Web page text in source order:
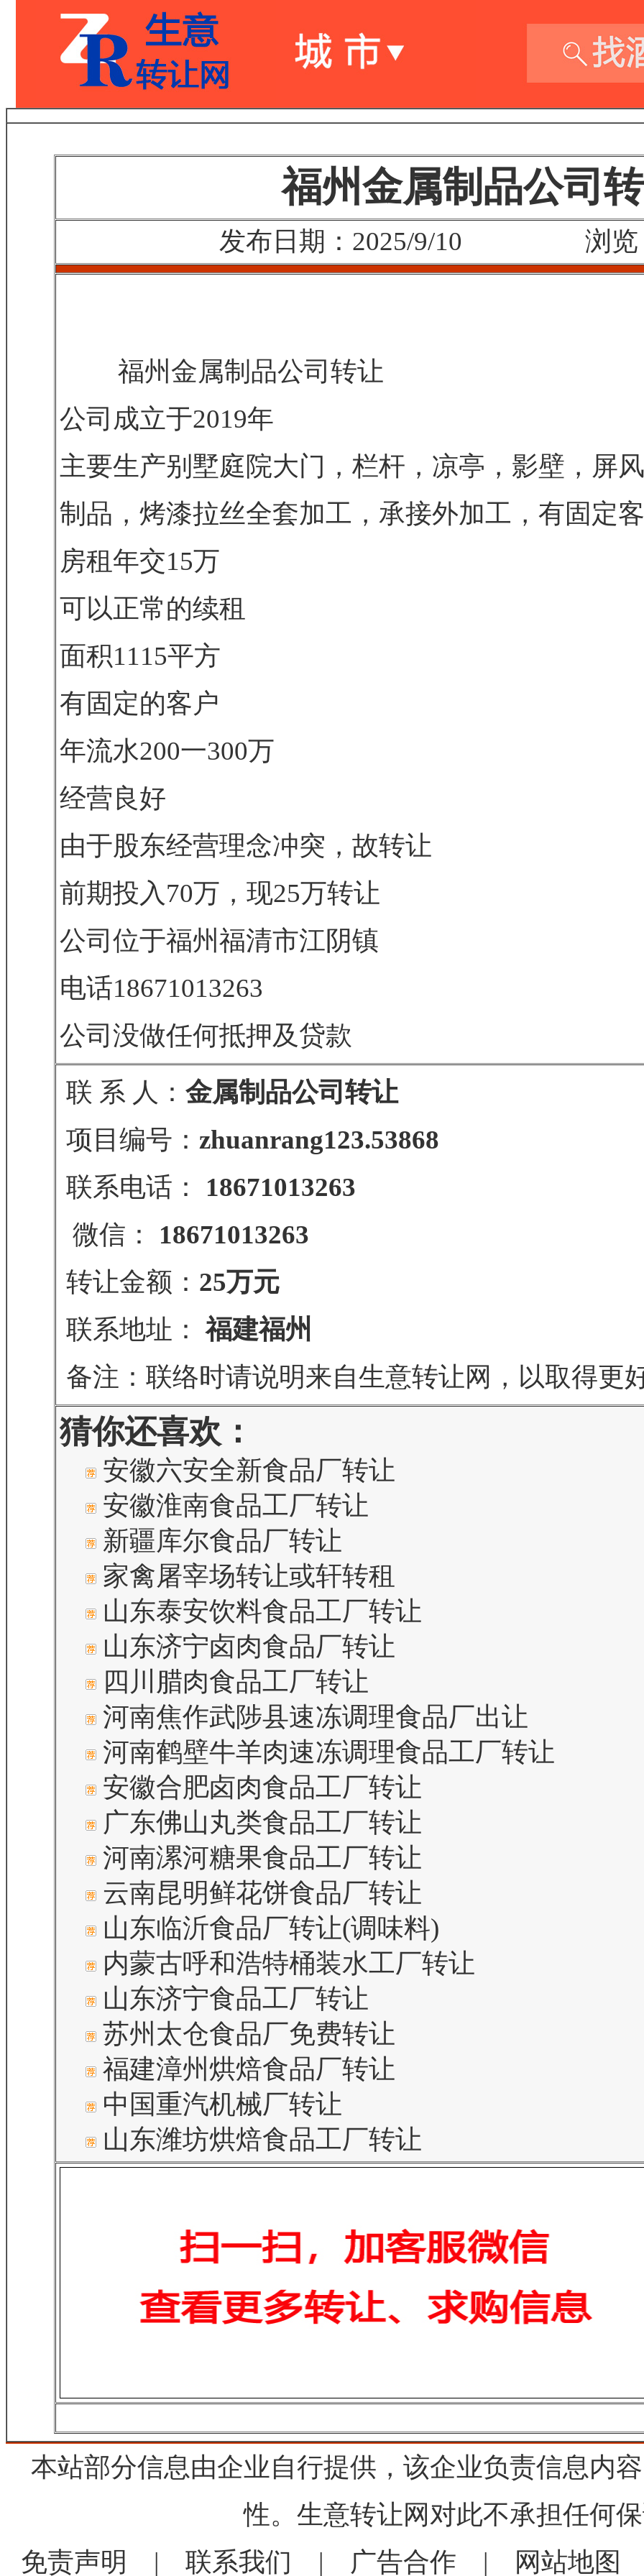
福州金属制品公司
发布日期：2025/9/10 浏览
福州金属制品公司转让
公司成立于2019年
主要生产别墅庭院大门，栏杆，凉亭，影壁，屏
制品，烤漆拉丝全套加工，承接外加工，有固定
房租年交15万
可以正常的续租
面积1115平方
有固定的客户
年流水200一300万
经营良好
由于股东经营理念冲突，故转让
前期投入70万，现25万转让
公司位于福州福清市江阴镇
电话18671013263
公司没做任何抵押及贷款
联 系 人： 金属制品公司转让
项目编号： zhuanrang123.53868
联系电话：
18671013263
微信：
18671013263
转让金额： 25万元
联系地址： 福建福州
备注：联络时请说明来自生意转让网，以取得更
猜你还喜欢：
安徽六安全新食品厂转让
安徽淮南食品工厂转让
新疆库尔食品厂转让
家禽屠宰场转让或轩转租
山东泰安饮料食品工厂转让
山东济宁卤肉食品厂转让
四川腊肉食品工厂转让
河南焦作武陟县速冻调理食品厂出让
河南鹤壁牛羊肉速冻调理食品工厂转让
安徽合肥卤肉食品工厂转让
广东佛山丸类食品工厂转让
河南漯河糖果食品工厂转让
云南昆明鲜花饼食品厂转让
山东临沂食品厂转让(调味料)
内蒙古呼和浩特桶装水工厂转让
山东济宁食品工厂转让
苏州太仓食品厂免费转让
福建漳州烘焙食品厂转让
中国重汽机械厂转让
山东潍坊烘焙食品工厂转让
本站部分信息由企业自行提供，该企业负责信息内
性。生意转让网对此不承担任何
免责声明
| 联系我们 | 广告合作 | 网站地图